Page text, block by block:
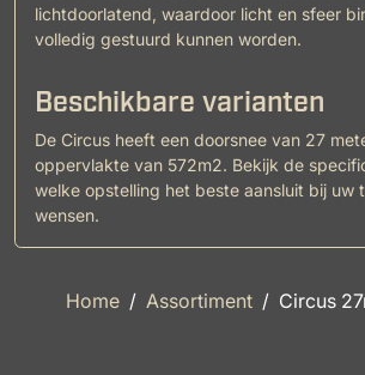
lichtdoorlatend, waardoor licht en sfeer
volledig gestuurd kunnen worden.
Beschikbare varianten
De Circus heeft een doorsnee van 27
oppervlakte van 572m2. Bekijk de
welke opstelling het beste aansluit bij uw
wensen.
Home Assortiment Circus